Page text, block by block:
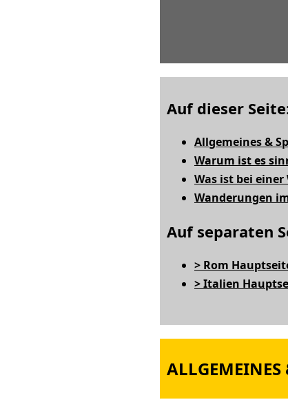
Auf dieser
Allgemeines &
Warum ist es
Was ist bei
Wanderungen
Auf separaten
> Rom
> Italien
ALLGEMEINES